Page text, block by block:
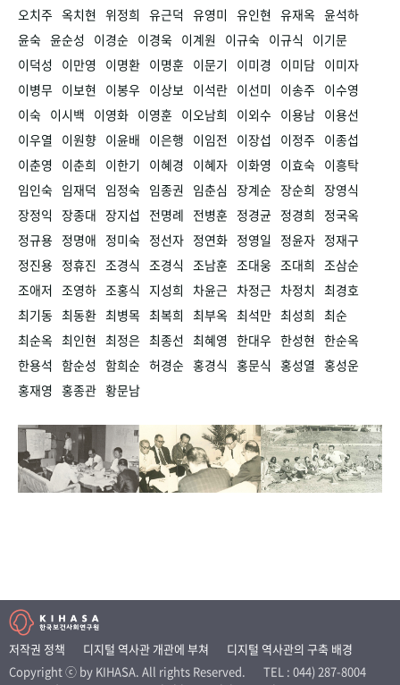
오치주 옥치현 위정희 유근덕 유영미 유인현 유재옥 윤석하
윤숙 윤순성 이경순 이경욱 이계원 이규숙 이규식
이기문
이덕성
이만영 이명환 이명훈 이문기 이미경 이미담 이미자
이병무 이보현 이봉우 이상보 이석란 이선미 이송주 이수영
이숙 이시백 이영화 이영훈 이오남희 이외수 이용남 이용선
이우열
이원향 이윤배 이은행 이임전 이장섭 이정주 이종섭
이춘영
이춘희 이한기 이혜경 이혜자 이화영 이효숙 이흥탁
임인숙 임재덕 임정숙 임종권 임춘심 장계순 장순희 장영식
장정익 장종대 장지섭 전명례 전병훈 정경균 정경희
정국옥
정규용 정명애 정미숙 정선자 정연화 정영일 정윤자 정재구
정진용 정휴진 조경식 조경식 조남훈 조대웅 조대희 조삼순
조애저 조영하 조홍식 지성희 차윤근 차정근 차정치 최경호
최기동 최동환 최병목 최복희 최부옥 최석만 최성희 최순
최순옥 최인현 최정은 최종선 최혜영 한대우 한성현 한순옥
한용석 함순성 함희순 허경순 홍경식 홍문식 홍성열 홍성운
홍재영 홍종관 황문남
저작권 정책 디지털 역사관 개관에 부쳐
디지털 역사관의 구축 배경
Copyright ⓒ by KIHASA. All rights Reserved.
TEL : 044) 287-8004